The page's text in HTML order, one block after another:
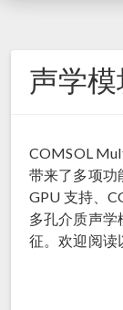
声学
COMSOL
带来了多项功
GPU 支持、
多孔介质声学
征。欢迎阅读